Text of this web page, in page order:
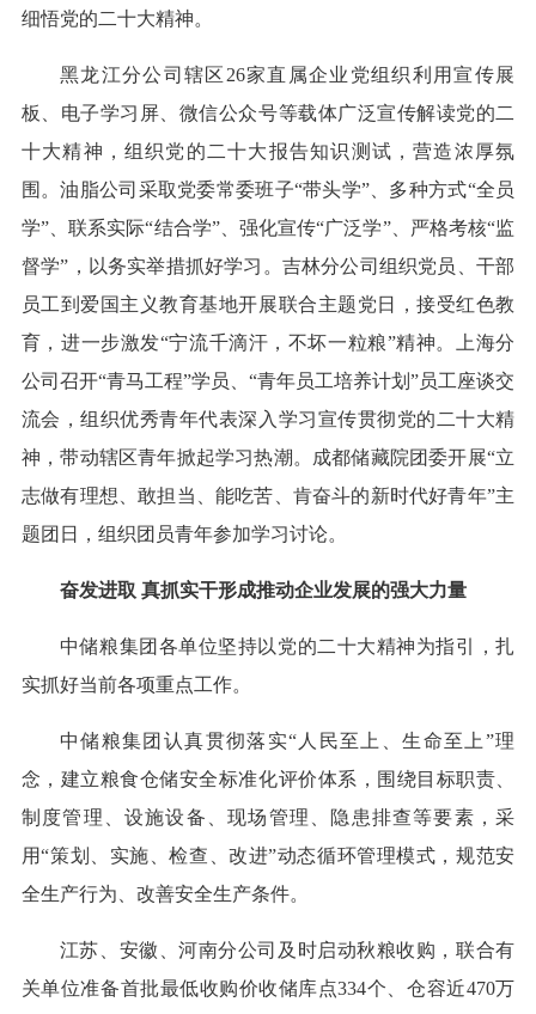
细悟党的二十大精神。
黑龙江分公司辖区26家直属企业党组织利用宣传展
板、电子学习屏、微信公众号等载体广泛宣传解读党的二
十大精神，组织党的二十大报告知识测试，营造浓厚氛
围。油脂公司采取党委常委班子“带头学”、多种方式“全员
学”、联系实际“结合学”、强化宣传“广泛学”、严格考核“监
督学”，以务实举措抓好学习。吉林分公司组织党员、干部
员工到爱国主义教育基地开展联合主题党日，接受红色教
育，进一步激发“宁流千滴汗，不坏一粒粮”精神。上海分
公司召开“青马工程”学员、“青年员工培养计划”员工座谈交
流会，组织优秀青年代表深入学习宣传贯彻党的二十大精
神，带动辖区青年掀起学习热潮。成都储藏院团委开展“立
志做有理想、敢担当、能吃苦、肯奋斗的新时代好青年”主
题团日，组织团员青年参加学习讨论。
奋发进取 真抓实干形成推动企业发展的强大力量
中储粮集团各单位坚持以党的二十大精神为指引，扎
实抓好当前各项重点工作。
中储粮集团认真贯彻落实“人民至上、生命至上”理
念，建立粮食仓储安全标准化评价体系，围绕目标职责、
制度管理、设施设备、现场管理、隐患排查等要素，采
用“策划、实施、检查、改进”动态循环管理模式，规范安
全生产行为、改善安全生产条件。
江苏、安徽、河南分公司及时启动秋粮收购，联合有
关单位准备首批最低收购价收储库点334个、仓容近470万